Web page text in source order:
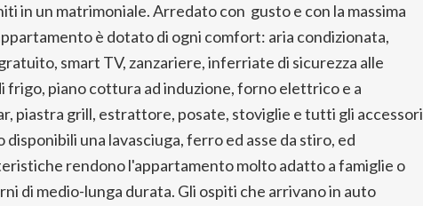
in un matrimoniale. Arredato con gusto e con la massima
è dotato di ogni comfort: aria condizionata,
smart TV, zanzariere, inferriate di sicurezza alle
frigo, piano cottura ad induzione, forno elettrico e a
piastra grill, estrattore, posate, stoviglie e tutti gli accessori
una lavasciuga, ferro ed asse da stiro, ed
rendono l'appartamento molto adatto a famiglie o
di medio-lunga durata. Gli ospiti che arrivano in auto